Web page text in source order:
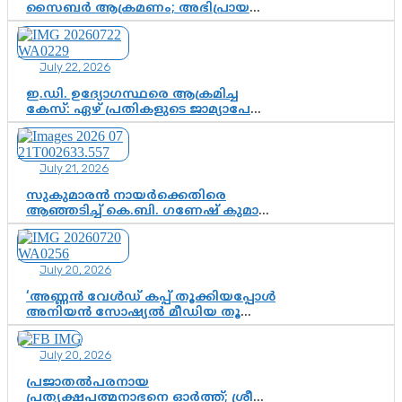
സൈബർ ആക്രമണം; അഭിപ്രായ
സ്വാതന്ത്ര്യത്തെ നിശ്ശബ്ദമാക്കുന്ന
ഡിജിറ്റൽ ഗുണ്ടായിസത്തിന് അറുതി
വേണം
July 22, 2026
ഇ.ഡി. ഉദ്യോഗസ്ഥരെ ആക്രമിച്ച
കേസ്: ഏഴ് പ്രതികളുടെ ജാമ്യാപേക്ഷ
വീണ്ടും തള്ളി; അന്വേഷണം തുടരാൻ
കോടതി അനുമതി
July 21, 2026
സുകുമാരൻ നായർക്കെതിരെ
ആഞ്ഞടിച്ച് കെ.ബി. ഗണേഷ് കുമാർ,
വി.ഡി. സതീശന് പൂർണ പിന്തുണ
July 20, 2026
‘അണ്ണൻ വേൾഡ് കപ്പ് തൂക്കിയപ്പോൾ
അനിയൻ സോഷ്യൽ മീഡിയ തൂക്കി’;
ലാമിൻ യമാലിന്റെ
കിരീടധാരണത്തിനിടെ
ശ്രദ്ധാകേന്ദ്രമായി മൂന്ന് വയസ്സുകാരൻ
ചുണക്കുട്ടൻ
July 20, 2026
പ്രജാതൽപരനായ
പ്രത്യക്ഷപത്മനാഭനെ ഓർത്ത്; ശ്രീ